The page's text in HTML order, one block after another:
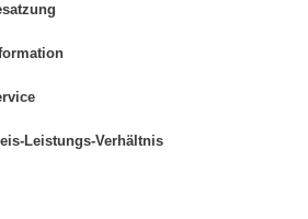
Leistungs-Verhältnis